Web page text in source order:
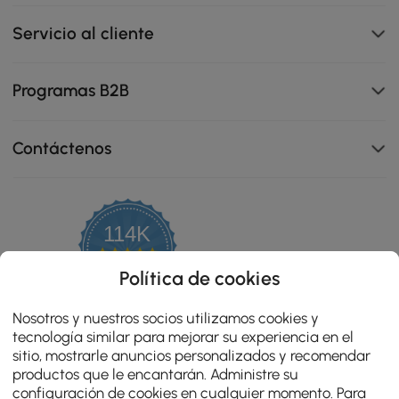
Este inodoro inteligente ofrece 4 opciones fáciles de
lavar: automático, sensor de pie, control remoto y perilla.
Servicio al cliente
Programas B2B
Contáctenos
114K
4.8
star
rating
OPINIONES CERTIFICADAS
Política de cookies
Nosotros y nuestros socios utilizamos cookies y
tecnología similar para mejorar su experiencia en el
sitio, mostrarle anuncios personalizados y recomendar
productos que le encantarán. Administre su
configuración de cookies en cualquier momento. Para